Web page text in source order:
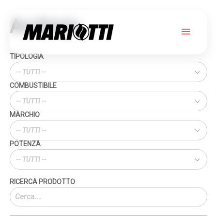
Menu
Archivio
TIPOLOGIA
-- TUTTI --
COMBUSTIBILE
-- TUTTI --
MARCHIO
-- TUTTI --
POTENZA
-- TUTTI --
Cerca
prodotti: